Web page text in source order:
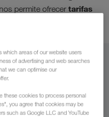
permite ofrecer tarifas
areas of our website users
of advertising and web searches
we can optimise our
these cookies to process personal
you agree that cookies may be
such as Google LLC and YouTube